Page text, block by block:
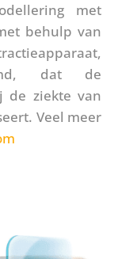
met
behulp van
dat de
de ziekte van
Veel meer